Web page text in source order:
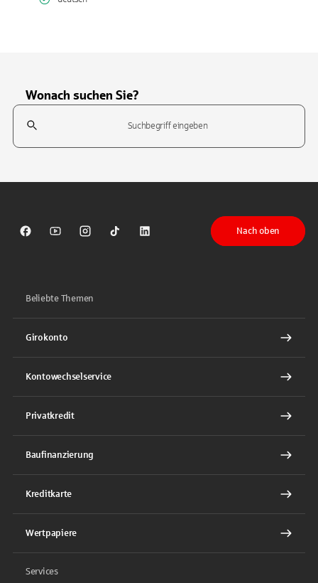
Wonach suchen Sie?
Suchfeld
Sparkasse auf Facebook
Sparkasse auf Youtube
Sparkasse auf Instagram
Sparkasse auf TikTok
Sparkasse auf LinkedIn
Nach oben
Beliebte Themen
Girokonto
Kontowechselservice
Privatkredit
Baufinanzierung
Kreditkarte
Wertpapiere
Services